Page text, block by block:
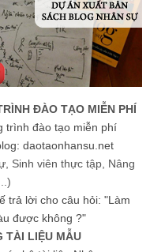
ĐÀO TẠO MIỄN PHÍ
trình đào tạo miễn phí
daotaonhansu.net
Sinh viên thực tập, Nâng
trả lời cho câu hỏi: "Làm
được không ?"
TÀI LIỆU MẪU